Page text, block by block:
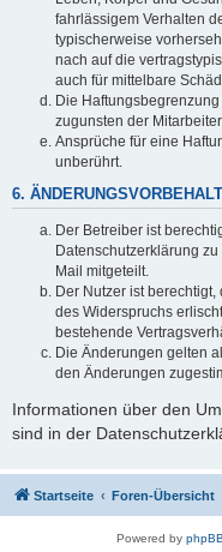
fahrlässigem Verhalten
typischerweise
nach auf die
auch für mittelbare
Die
zugunsten der
Ansprüche für eine
unberührt.
6. ÄNDERUNGSVORBEHALT
Der Betreiber ist
Datenschutzerklärung
Mail mitgeteilt.
Der Nutzer ist
des Widerspruchs
bestehende
Die Änderungen gelten
den Änderungen
Informationen über den
sind in der
Startseite Foren-Übersicht
Powered by phpBB